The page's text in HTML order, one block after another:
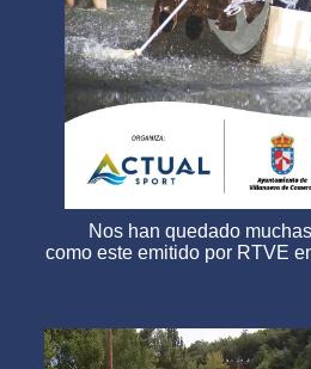
Nos han quedado
como este emitido por RTVE